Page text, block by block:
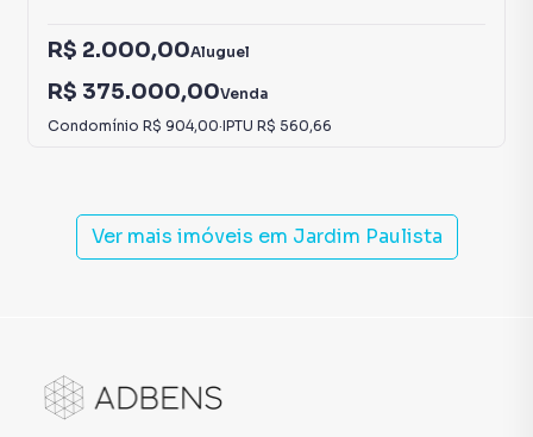
R$ 2.000,00Aluguel
R$ 375.000,00Venda
Condomínio R$ 904,00·IPTU R$ 560,66
Ver mais imóveis em Jardim Paulista